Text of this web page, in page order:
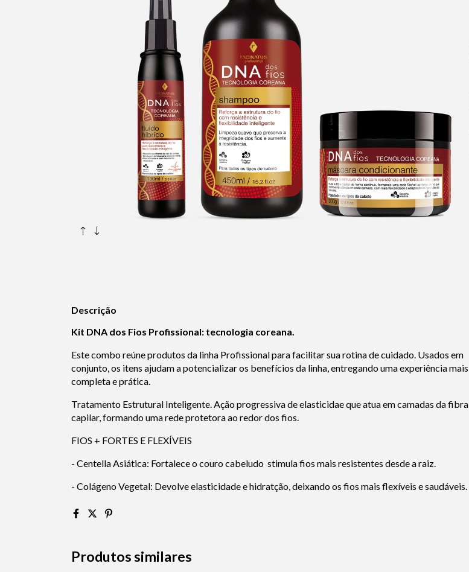
Descrição
Kit DNA dos Fios Profissional: tecnologia coreana.
Este combo reúne produtos da linha Profissional para facilitar sua rotina de cuidado. Usados em
conjunto, os itens ajudam a potencializar os benefícios da linha, entregando uma experiência mais
completa e prática.
Tratamento Estrutural Inteligente. Ação progressiva de elasticidae que atua em camadas da fibra
capilar, formando uma rede protetora ao redor dos fios.
FIOS + FORTES E FLEXÍVEIS
- Centella Asiática: Fortalece o couro cabeludo stimula fios mais resistentes desde a raiz.
- Colágeno Vegetal: Devolve elasticidade e hidratção, deixando os fios mais flexíveis e saudáveis.
Produtos similares